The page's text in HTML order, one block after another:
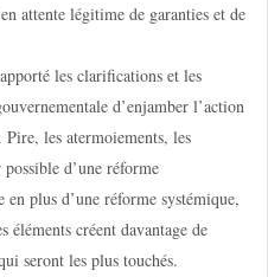
attente légitime de garanties et de
les clarifications et les
d’enjamber l’action
les atermoiements, les
d’une réforme
plus d’une réforme systémique,
éléments créent davantage de
seront les plus touchés.